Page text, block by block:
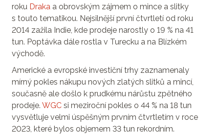
roku Draka a obrovským zájmem o mince a slitky
s touto tematikou. Nejsilnější první čtvrtletí od roku
2014 zažila Indie, kde prodeje narostly o 19 % na 41
tun. Poptávka dále rostla v Turecku a na Blízkém
východě.
Americké a evropské investiční trhy zaznamenaly
mírný pokles nákupu nových zlatých slitků a mincí,
současně ale došlo k prudkému nárůstu zpětného
prodeje. WGC si meziroční pokles o 44 % na 18 tun
vysvětluje velmi úspěšným prvním čtvrtletím v roce
2023, které bylos objemem 33 tun rekordním.